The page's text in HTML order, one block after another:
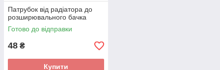
Патрубок від радіатора до
розширювального бачка
Готово до відправки
48 ₴
Купити